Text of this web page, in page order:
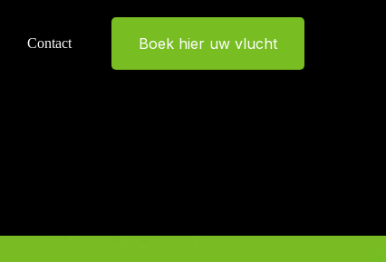
Contact Boek hier uw vlucht